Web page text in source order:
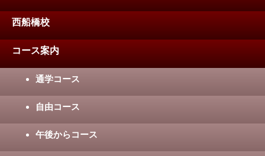
西船橋校
コース案内
通学コース
自由コース
午後からコース